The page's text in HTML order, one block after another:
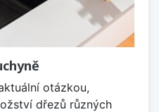
otázkou,
dřezů různých